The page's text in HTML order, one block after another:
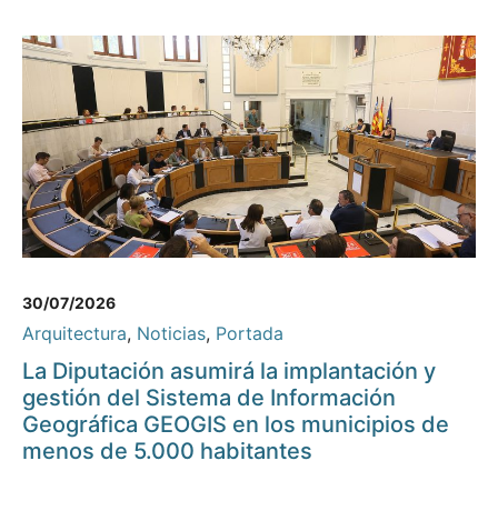
30/07/2026
Arquitectura, Noticias, Portada
La Diputación asumirá la implantación y
gestión del Sistema de Información
Geográfica GEOGIS en los municipios de
menos de 5.000 habitantes